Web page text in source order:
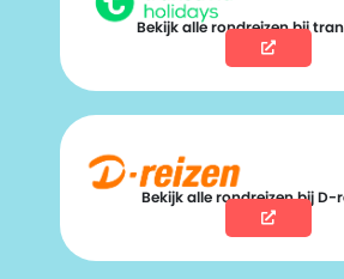
Bekijk alle rondreizen bij
Bekijk alle rondreizen bij D-